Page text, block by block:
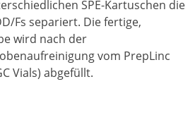
SPE-Kartuschen die
Fs separiert. Die fertige,
wird nach der
vom PrepLinc
Vials) abgefüllt.